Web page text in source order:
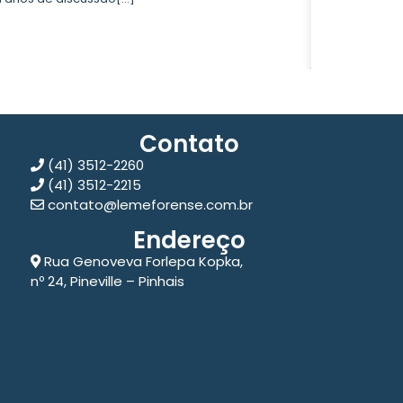
Contato
(41) 3512-2260
(41) 3512-2215
contato@lemeforense.com.br
Endereço
Rua Genoveva Forlepa Kopka,
nº 24, Pineville – Pinhais